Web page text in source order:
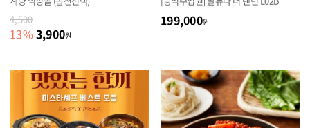
4,500
13% 3,900원
199,000원